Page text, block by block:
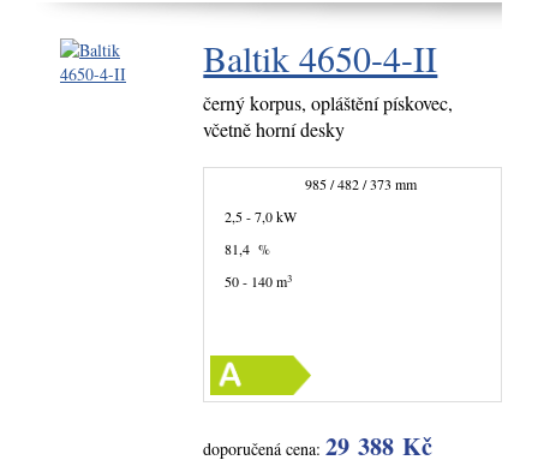
Baltik 4650-4-II
černý korpus, opláštění pískovec,
včetně horní desky
985 / 482 / 373 mm
2,5 - 7,0 kW
81,4 %
50 - 140 m3
doporučená cena:29 388 Kč